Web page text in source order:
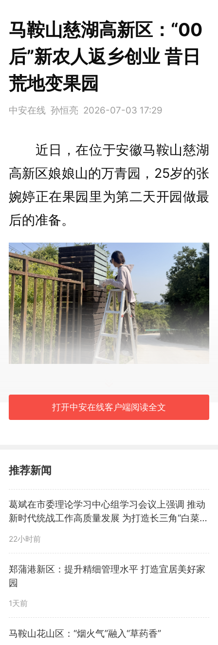
马鞍山慈湖高新区：“00
后”新农人返乡创业 昔日
荒地变果园
中安在线 孙恒亮 2026-07-03 17:29
近日，在位于安徽马鞍山慈湖
高新区娘娘山的万青园，25岁的张
婉婷正在果园里为第二天开园做最
后的准备。
图）
——“3578号股东报到，可以帮忙
摘果。”“3351号股东想去采摘露
营。”“2921号股东特别喜欢带孩子
亲近自然。”
在她的社交媒体评论区，人们
习惯用“股东编号”称呼自己。截至
目前，已有4548人成为这片果园
打开中安在线客户端阅读全文
推荐新闻
葛斌在市委理论学习中心组学习会议上强调 推动
新时代统战工作高质量发展 为打造长三角“白菜
22小时前
郑蒲港新区：提升精细管理水平 打造宜居美好家
园
1天前
马鞍山花山区：“烟火气”融入“草药香”